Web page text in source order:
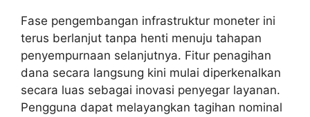
Fase pengembangan infrastruktur moneter ini
terus berlanjut tanpa henti menuju tahapan
penyempurnaan selanjutnya. Fitur penagihan
dana secara langsung kini mulai diperkenalkan
secara luas sebagai inovasi penyegar layanan.
Pengguna dapat melayangkan tagihan nominal